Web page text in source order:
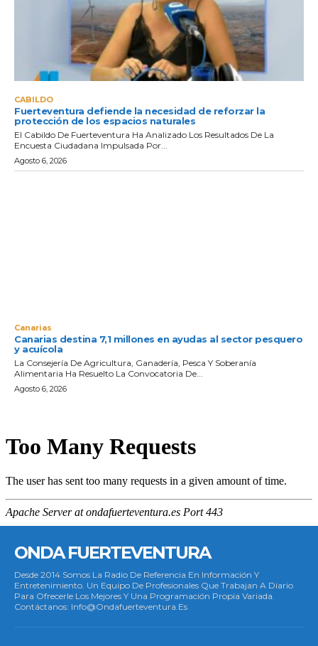
CABILDO
Fuerteventura defiende la necesidad de reforzar la
protección de los espacios naturales
El Cabildo De Fuerteventura Ha Analizado Los Resultados De La
Encuesta Ciudadana Impulsada Por...
Agosto 6, 2026
Canarias
Canarias destina 7,1 millones en ayudas al sector pesquero
y acuícola
La Consejería De Agricultura, Ganadería, Pesca Y Soberanía
Alimentaria Ha Resuelto La Convocatoria De...
Agosto 6, 2026
ONDA FUERTEVENTURA
Desde 2014 Somos La Radio De Referencia En Información Y
Entretenimiento. Un Equipo De Profesionales Que Trabajan A Diario
Para Ofrecerle Los Mejores Y Una Programación Propia Variada.
Contáctanos: Info@ondafuerteventura.es